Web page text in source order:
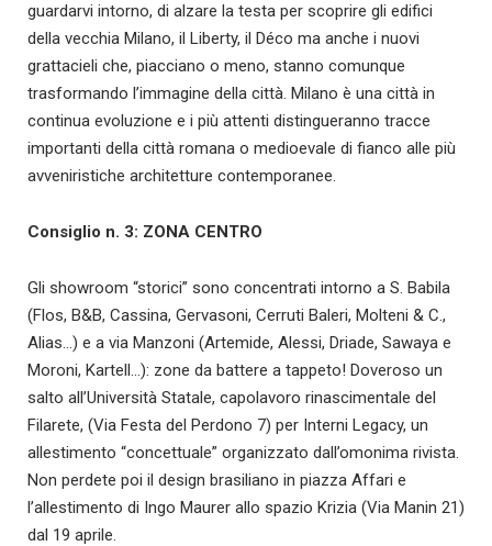
guardarvi intorno, di alzare la testa per scoprire gli edifici
della vecchia Milano, il Liberty, il Déco ma anche i nuovi
grattacieli che, piacciano o meno, stanno comunque
trasformando l’immagine della città. Milano è una città in
continua evoluzione e i più attenti distingueranno tracce
importanti della città romana o medioevale di fianco alle più
avveniristiche architetture contemporanee.
Consiglio n. 3: ZONA CENTRO
Gli showroom “storici” sono concentrati intorno a S. Babila
(Flos, B&B, Cassina, Gervasoni, Cerruti Baleri, Molteni & C.,
Alias…) e a via Manzoni (Artemide, Alessi, Driade, Sawaya e
Moroni, Kartell…): zone da battere a tappeto! Doveroso un
salto all’Università Statale, capolavoro rinascimentale del
Filarete, (Via Festa del Perdono 7) per Interni Legacy, un
allestimento “concettuale” organizzato dall’omonima rivista.
Non perdete poi il design brasiliano in piazza Affari e
l’allestimento di Ingo Maurer allo spazio Krizia (Via Manin 21)
dal 19 aprile.